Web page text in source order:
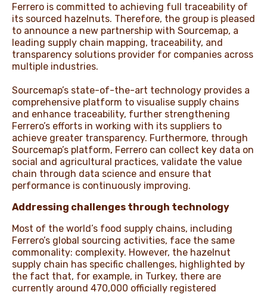
ӘДЕП КОДЕКСІ
Ferrero is committed to achieving full traceability of
its sourced hazelnuts. Therefore, the group is pleased
to announce a new partnership with Sourcemap, a
leading supply chain mapping, traceability, and
transparency solutions provider for companies across
multiple industries.
Sourcemap’s state-of-the-art technology provides a
comprehensive platform to visualise supply chains
and enhance traceability, further strengthening
Ferrero’s efforts in working with its suppliers to
achieve greater transparency. Furthermore, through
Sourcemap’s platform, Ferrero can collect key data on
social and agricultural practices, validate the value
chain through data science and ensure that
performance is continuously improving.
Addressing challenges through technology
Most of the world’s food supply chains, including
Ferrero’s global sourcing activities, face the same
commonality: complexity. However, the hazelnut
supply chain has specific challenges, highlighted by
the fact that, for example, in Turkey, there are
currently around 470,000 officially registered